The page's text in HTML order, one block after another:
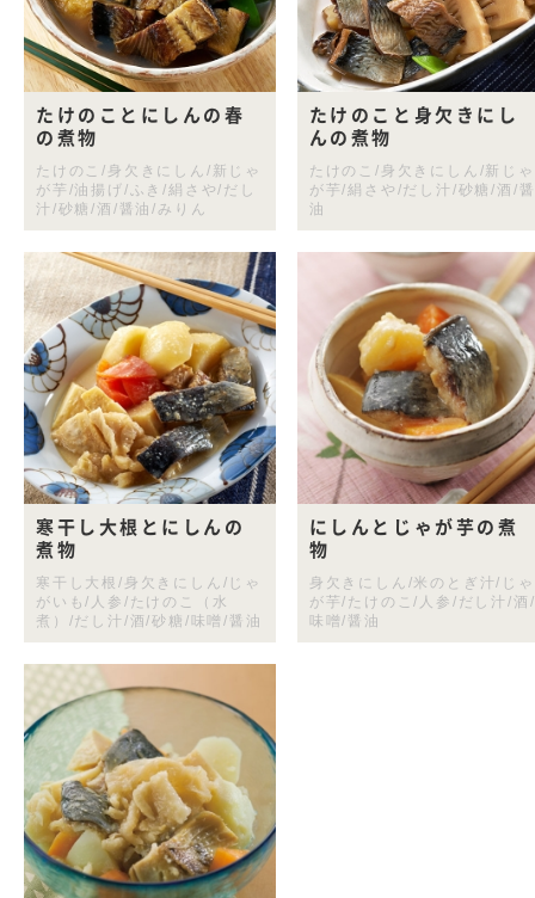
たけのことにしんの春
の煮物
たけのこ/身欠きにしん/新じゃ
が芋/油揚げ/ふき/絹さや/だし
汁/砂糖/酒/醤油/みりん
たけのこと身欠きにし
んの煮物
たけのこ/身欠きにしん/新じゃ
が芋/絹さや/だし汁/砂糖/酒/醤
油
寒干し大根とにしんの
煮物
寒干し大根/身欠きにしん/じゃ
がいも/人参/たけのこ（水
煮）/だし汁/酒/砂糖/味噌/醤油
にしんとじゃが芋の煮
物
身欠きにしん/米のとぎ汁/じゃ
が芋/たけのこ/人参/だし汁/酒/
味噌/醤油